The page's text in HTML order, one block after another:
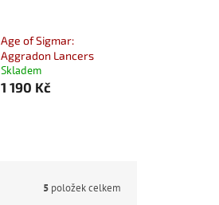
Age of Sigmar:
Aggradon Lancers
Skladem
1 190 Kč
5 položek celkem